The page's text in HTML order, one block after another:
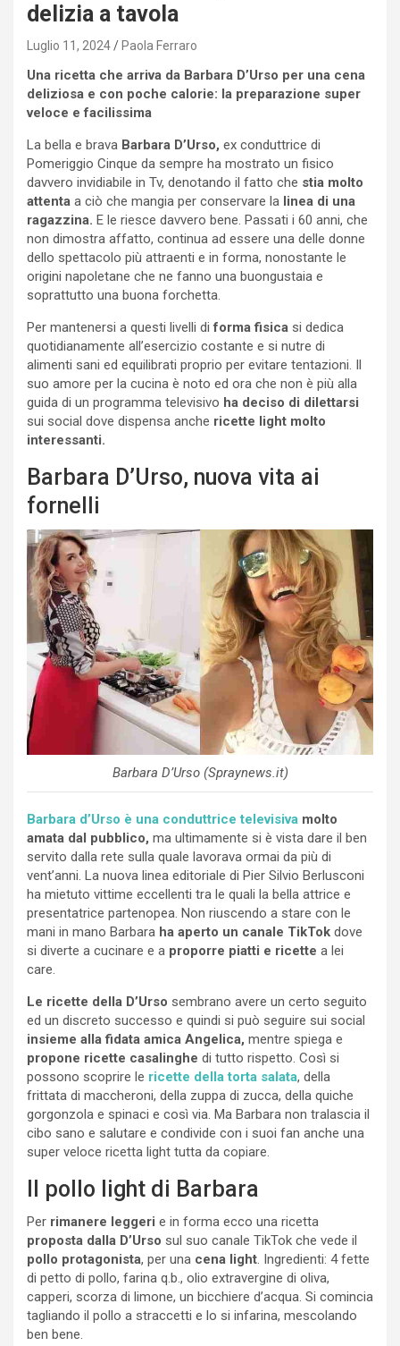
delizia a tavola
Luglio 11, 2024 Paola Ferraro
Una ricetta che arriva da Barbara D’Urso per una cena
deliziosa e con poche calorie: la preparazione super
veloce e facilissima
La bella e brava Barbara D’Urso, ex conduttrice di
Pomeriggio Cinque da sempre ha mostrato un fisico
davvero invidiabile in Tv, denotando il fatto che stia molto
attenta a ciò che mangia per conservare la linea di una
ragazzina. E le riesce davvero bene. Passati i 60 anni, che
non dimostra affatto, continua ad essere una delle donne
dello spettacolo più attraenti e in forma, nonostante le
origini napoletane che ne fanno una buongustaia e
soprattutto una buona forchetta.
Per mantenersi a questi livelli diforma fisica si dedica
quotidianamente all’esercizio costante e si nutre di
alimenti sani ed equilibrati proprio per evitare tentazioni. Il
suo amore per la cucina è noto ed ora che non è più alla
guida di un programma televisivo ha deciso di dilettarsi
sui social dove dispensa anche ricette light molto
interessanti.
Barbara D’Urso, nuova vita ai
fornelli
Barbara D’Urso (Spraynews.it)
Barbara d’Urso è una conduttrice televisiva molto
amata dal pubblico, ma ultimamente si è vista dare il ben
servito dalla rete sulla quale lavorava ormai da più di
vent’anni. La nuova linea editoriale di Pier Silvio Berlusconi
ha mietuto vittime eccellenti tra le quali la bella attrice e
presentatrice partenopea. Non riuscendo a stare con le
mani in mano Barbara ha aperto un canale TikTok dove
si diverte a cucinare e a proporre piatti e ricette a lei
care.
Le ricette della D’Urso sembrano avere un certo seguito
ed un discreto successo e quindi si può seguire sui social
insieme alla fidata amica Angelica, mentre spiega e
propone ricette casalinghe di tutto rispetto. Così si
possono scoprire le ricette della torta salata, della
frittata di maccheroni, della zuppa di zucca, della quiche
gorgonzola e spinaci e così via. Ma Barbara non tralascia il
cibo sano e salutare e condivide con i suoi fan anche una
super veloce ricetta light tutta da copiare.
Il pollo light di Barbara
Per rimanere leggeri e in forma ecco una ricetta
proposta dalla D’Urso sul suo canale TikTok che vede il
pollo protagonista, per una cena light. Ingredienti: 4 fette
di petto di pollo, farina q.b., olio extravergine di oliva,
capperi, scorza di limone, un bicchiere d’acqua. Si comincia
tagliando il pollo a straccetti e lo si infarina, mescolando
ben bene.